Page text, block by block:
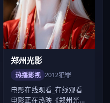
郑州光影
热播影视 2012犯罪
电影在线观看_在线观看
电影正在热映《郑州光